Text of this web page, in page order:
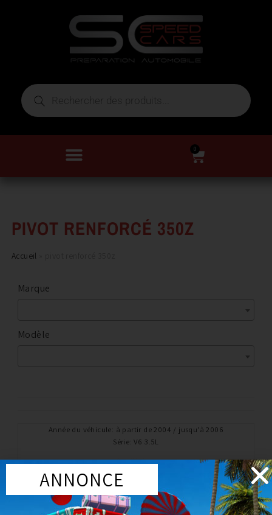
0
PIVOT RENFORCÉ 350Z
Accueil
Marque
Modèle
Année du véhicule: à partir de 2004 / jusqu’à 2006
Série: V6 3.5L
PROMO !
Accessoires
ANNONCE